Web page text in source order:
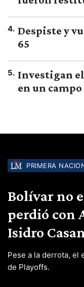
4. Despiste y
65
5. Investigan
en un
PRIMERA
Bolívar no
perdió con
Isidro
Pese a la derrota, el
de Playoffs.